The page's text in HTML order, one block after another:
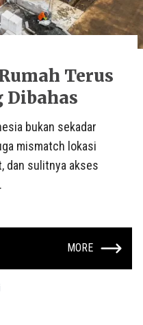
Terus
Dibahas
bukan sekadar
mismatch lokasi
dan sulitnya akses
MORE